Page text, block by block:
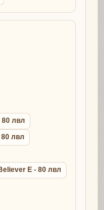
80 лвл
лвл
E - 80 лвл